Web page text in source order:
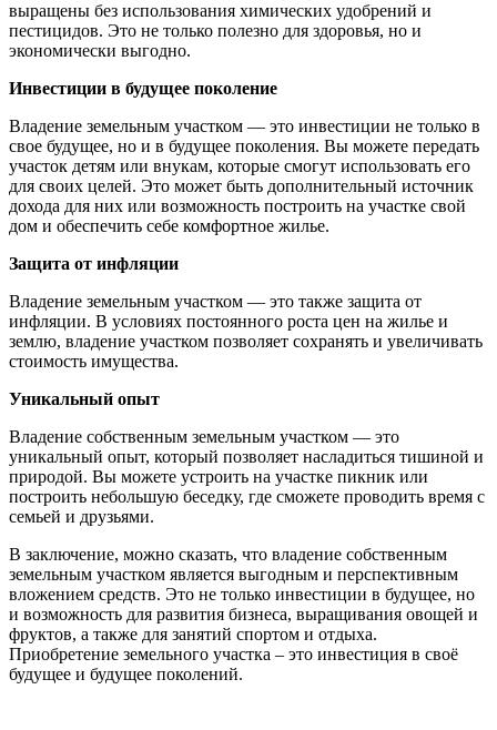
выращены без использования химических удобрений и
пестицидов. Это не только полезно для здоровья, но и
экономически выгодно.
Инвестиции в будущее поколение
Владение земельным участком — это инвестиции не только в
свое будущее, но и в будущее поколения. Вы можете передать
участок детям или внукам, которые смогут использовать его
для своих целей. Это может быть дополнительный источник
дохода для них или возможность построить на участке свой
дом и обеспечить себе комфортное жилье.
Защита от инфляции
Владение земельным участком — это также защита от
инфляции. В условиях постоянного роста цен на жилье и
землю, владение участком позволяет сохранять и увеличивать
стоимость имущества.
Уникальный опыт
Владение собственным земельным участком — это
уникальный опыт, который позволяет насладиться тишиной и
природой. Вы можете устроить на участке пикник или
построить небольшую беседку, где сможете проводить время с
семьей и друзьями.
В заключение, можно сказать, что владение собственным
земельным участком является выгодным и перспективным
вложением средств. Это не только инвестиции в будущее, но
и возможность для развития бизнеса, выращивания овощей и
фруктов, а также для занятий спортом и отдыха.
Приобретение земельного участка – это инвестиция в своё
будущее и будущее поколений.